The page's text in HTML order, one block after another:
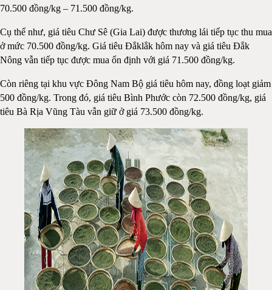
70.500 đồng/kg – 71.500 đồng/kg.
Cụ thể như, giá tiêu Chư Sê (Gia Lai) được thương lái tiếp tục thu mua
ở mức 70.500 đồng/kg. Giá tiêu Đắklắk hôm nay và giá tiêu Đắk
Nông vẫn tiếp tục được mua ổn định với giá 71.500 đồng/kg.
Còn riêng tại khu vực Đông Nam Bộ giá tiêu hôm nay, đồng loạt giảm
500 đồng/kg. Trong đó, giá tiêu Bình Phước còn 72.500 đồng/kg, giá
tiêu Bà Rịa Vũng Tàu vẫn giữ ở giá 73.500 đồng/kg.